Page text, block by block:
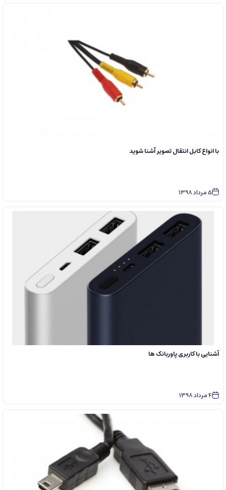
با انواع کابل انتقال تصویر آشنا شوید
5مرداد1398
آشنایی با کاربری پاوربانک ها
4مرداد1398